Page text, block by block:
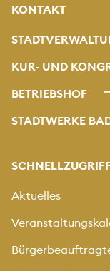
KONTAKT
KUR- UND
BETRIEBSHOF
STADTWERKE
Aktuelles